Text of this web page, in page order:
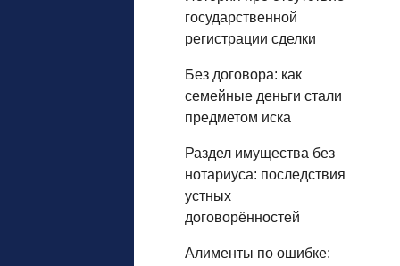
государственной
регистрации сделки
Без договора: как
семейные деньги стали
предметом иска
Раздел имущества без
нотариуса: последствия
устных
договорённостей
Алименты по ошибке: